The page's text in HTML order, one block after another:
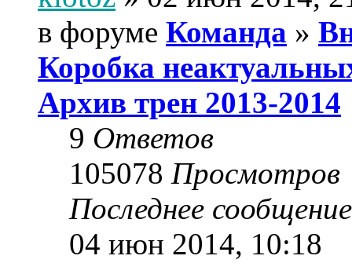
в форуме Команда »
Коробка
Архив трен 2013-2014
9 Ответов
105078 Просмотров
Последнее
04 июн 2014, 10:18